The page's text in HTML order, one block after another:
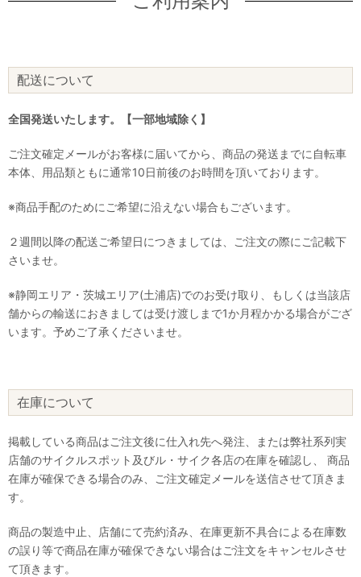
配送について
全国発送いたします。【一部地域除く】
ご注文確定メールがお客様に届いてから、商品の発送までに自転車
本体、用品類ともに通常10日前後のお時間を頂いております。
※商品手配のためにご希望に沿えない場合もございます。
２週間以降の配送ご希望日につきましては、ご注文の際にご記載下
さいませ。
※静岡エリア・茨城エリア(土浦店)でのお受け取り、もしくは当該店
舗からの輸送におきましては受け渡しまで1か月程かかる場合がござ
います。予めご了承くださいませ。
在庫について
掲載している商品はご注文後に仕入れ先へ発注、または弊社系列実
店舗のサイクルスポット及びル・サイク各店の在庫を確認し、 商品
在庫が確保できる場合のみ、ご注文確定メールを送信させて頂きま
す。
商品の製造中止、店舗にて売約済み、在庫更新不具合による在庫数
の誤り等で商品在庫が確保できない場合はご注文をキャンセルさせ
て頂きます。